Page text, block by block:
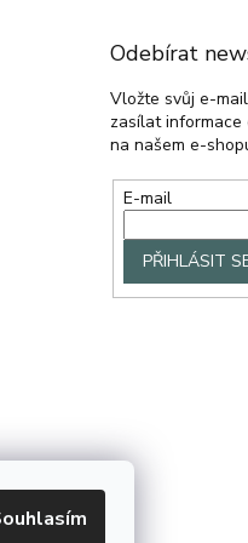
Odebírat
Vložte svůj e-
zasílat
na našem e-
E-mail
PŘIHLÁSIT